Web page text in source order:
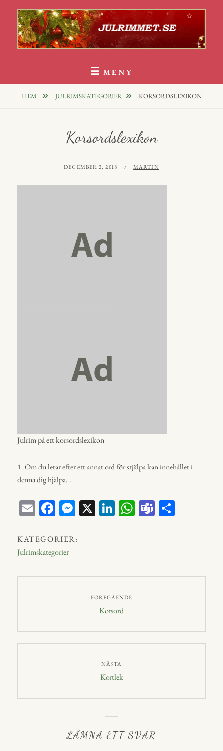
innehåll
Julrim Och Julklappsrim
MENY
HEM JULRIMSKATEGORIER KORSORDSLEXIKON
Korsordslexikon
PUBLICERAT
DECEMBER 2, 2018 AV
MARTIN
Julrim på ett korsordslexikon
1. Om du letar efter ett annat ord för stjälpa kan innehållet i
denna dig hjälpa. .
E
ail
Fa
bo
ok
M
en
r
X Li W
p
Te
KATEGORIER:
Julrimskategorier
FÖREGÅENDE
Föregående
Korsord
NÄSTA
Nästa
Kortlek
LÄMNA ETT SVAR